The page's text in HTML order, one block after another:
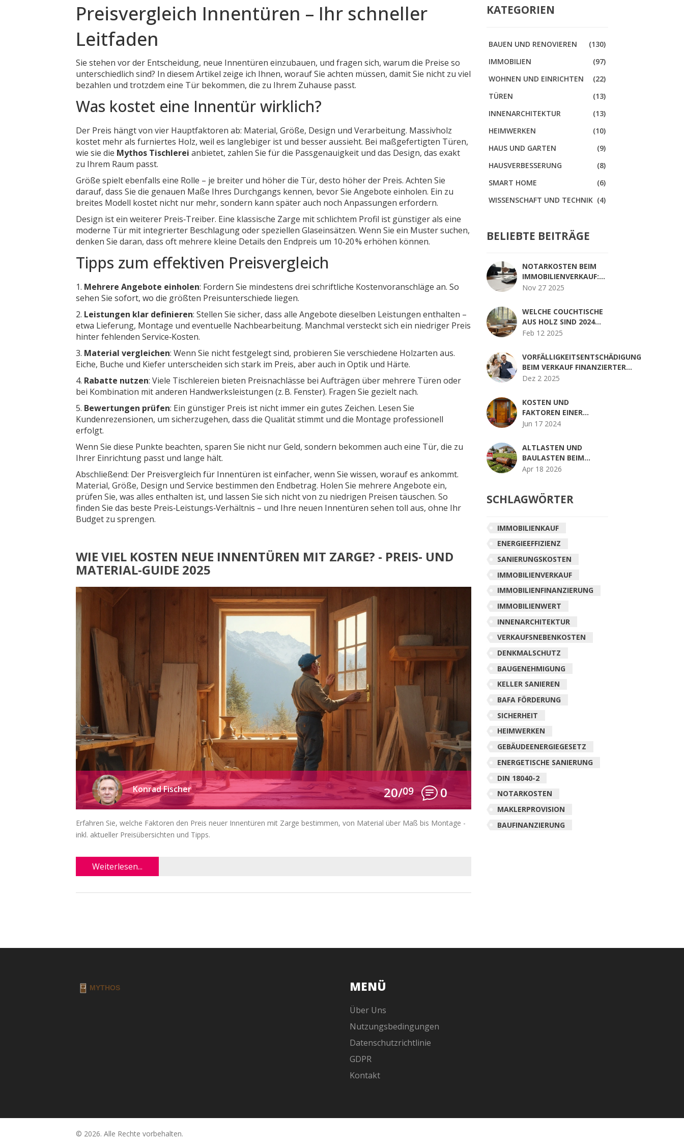
Preisvergleich Innentüren – Ihr schneller
Leitfaden
Sie stehen vor der Entscheidung, neue Innentüren einzubauen, und fragen sich, warum die Preise so
unterschiedlich sind? In diesem Artikel zeige ich Ihnen, worauf Sie achten müssen, damit Sie nicht zu viel
bezahlen und trotzdem eine Tür bekommen, die zu Ihrem Zuhause passt.
Was kostet eine Innentür wirklich?
Der Preis hängt von vier Hauptfaktoren ab: Material, Größe, Design und Verarbeitung. Massivholz
kostet mehr als furniertes Holz, weil es langlebiger ist und besser aussieht. Bei maßgefertigten Türen,
wie sie die Mythos Tischlerei anbietet, zahlen Sie für die Passgenauigkeit und das Design, das exakt
zu Ihrem Raum passt.
Größe spielt ebenfalls eine Rolle – je breiter und höher die Tür, desto höher der Preis. Achten Sie
darauf, dass Sie die genauen Maße Ihres Durchgangs kennen, bevor Sie Angebote einholen. Ein zu
breites Modell kostet nicht nur mehr, sondern kann später auch noch Anpassungen erfordern.
Design ist ein weiterer Preis‑Treiber. Eine klassische Zarge mit schlichtem Profil ist günstiger als eine
moderne Tür mit integrierter Beschlagung oder speziellen Glaseinsätzen. Wenn Sie ein Muster suchen,
denken Sie daran, dass oft mehrere kleine Details den Endpreis um 10‑20 % erhöhen können.
Tipps zum effektiven Preisvergleich
1. Mehrere Angebote einholen: Fordern Sie mindestens drei schriftliche Kostenvoranschläge an. So
sehen Sie sofort, wo die größten Preisunterschiede liegen.
2. Leistungen klar definieren: Stellen Sie sicher, dass alle Angebote dieselben Leistungen enthalten –
etwa Lieferung, Montage und eventuelle Nachbearbeitung. Manchmal versteckt sich ein niedriger Preis
hinter fehlenden Service‑Kosten.
3. Material vergleichen: Wenn Sie nicht festgelegt sind, probieren Sie verschiedene Holzarten aus.
Eiche, Buche und Kiefer unterscheiden sich stark im Preis, aber auch in Optik und Härte.
4. Rabatte nutzen: Viele Tischlereien bieten Preisnachlässe bei Aufträgen über mehrere Türen oder
bei Kombination mit anderen Handwerksleistungen (z. B. Fenster). Fragen Sie gezielt nach.
5. Bewertungen prüfen: Ein günstiger Preis ist nicht immer ein gutes Zeichen. Lesen Sie
Kundenrezensionen, um sicherzugehen, dass die Qualität stimmt und die Montage professionell
erfolgt.
Wenn Sie diese Punkte beachten, sparen Sie nicht nur Geld, sondern bekommen auch eine Tür, die zu
Ihrer Einrichtung passt und lange hält.
Abschließend: Der Preisvergleich für Innentüren ist einfacher, wenn Sie wissen, worauf es ankommt.
Material, Größe, Design und Service bestimmen den Endbetrag. Holen Sie mehrere Angebote ein,
prüfen Sie, was alles enthalten ist, und lassen Sie sich nicht von zu niedrigen Preisen täuschen. So
finden Sie das beste Preis‑Leistungs‑Verhältnis – und Ihre neuen Innentüren sehen toll aus, ohne Ihr
Budget zu sprengen.
WIE VIEL KOSTEN NEUE INNENTÜREN MIT ZARGE? - PREIS‑ UND
MATERIAL‑GUIDE 2025
Konrad Fischer 20/09 0
Erfahren Sie, welche Faktoren den Preis neuer Innentüren mit Zarge bestimmen, von Material über Maß bis Montage -
inkl. aktueller Preisübersichten und Tipps.
Weiterlesen...
KATEGORIEN
BAUEN UND RENOVIEREN
(130)
IMMOBILIEN
(97)
WOHNEN UND EINRICHTEN
(22)
TÜREN
(13)
INNENARCHITEKTUR
(13)
HEIMWERKEN
(10)
HAUS UND GARTEN
(9)
HAUSVERBESSERUNG
(8)
SMART HOME
(6)
WISSENSCHAFT UND TECHNIK (4)
BELIEBTE BEITRÄGE
NOTARKOSTEN BEIM
IMMOBILIENVERKAUF:
SO SPAREN SIE BEI
Nov 27 2025
WELCHE COUCHTISCHE
AUS HOLZ SIND 2024
MODERN?
Feb 12 2025
VORFÄLLIGKEITSENTSCHÄDIGUNG
BEIM VERKAUF FINANZIERTER
IMMOBILIEN: SO VERMEIDEN SIE
Dez 2 2025
KOSTEN UND
FAKTOREN EINER
EINGANGSTÜR
Jun 17 2024
ALTLASTEN UND
BAULASTEN BEIM
GRUNDSTÜCKSKAUF:
Apr 18 2026
SCHLAGWÖRTER
IMMOBILIENKAUF
ENERGIEEFFIZIENZ
SANIERUNGSKOSTEN
IMMOBILIENVERKAUF
IMMOBILIENFINANZIERUNG
IMMOBILIENWERT
INNENARCHITEKTUR
VERKAUFSNEBENKOSTEN
DENKMALSCHUTZ
BAUGENEHMIGUNG
KELLER SANIEREN
BAFA FÖRDERUNG
SICHERHEIT
HEIMWERKEN
GEBÄUDEENERGIEGESETZ
ENERGETISCHE SANIERUNG
DIN 18040-2
NOTARKOSTEN
MAKLERPROVISION
BAUFINANZIERUNG
MENÜ
Über Uns
Nutzungsbedingungen
Datenschutzrichtlinie
GDPR
Kontakt
© 2026. Alle Rechte vorbehalten.